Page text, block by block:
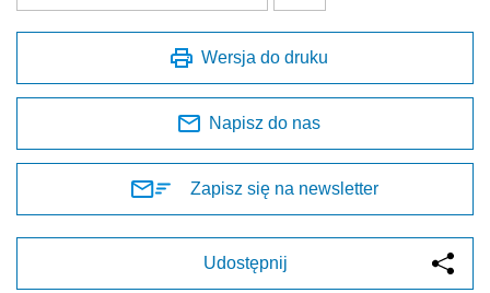
Wersja do druku
Napisz do nas
Zapisz się na newsletter
Udostępnij